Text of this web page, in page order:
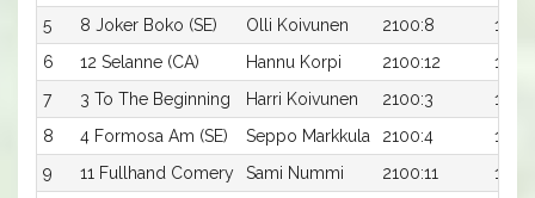
5 8 Joker Boko (SE) Olli Koivunen 2100:8
15,1a
6
12 Selanne (CA) Hannu Korpi 2100:12
15,3a
7
3 To The Beginning Harri Koivunen 2100:3
15,9a
8
4 Formosa Am (SE) Seppo Markkula 2100:4
16,2a
9
11 Fullhand Comery Sami Nummi 2100:11
16,3a